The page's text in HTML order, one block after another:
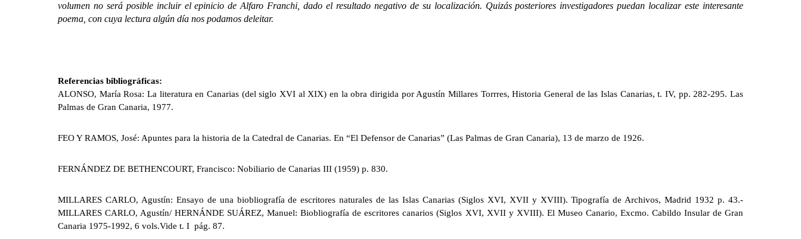
volumen no será posible incluir el epinicio de Alfaro Franchi, dado el resultado negativo de su localización. Quizás posteriores investigadores puedan localizar este interesante
poema, con cuya lectura algún día nos podamos deleitar.
Referencias bibliográficas:
ALONSO, María Rosa: La literatura en Canarias (del siglo XVI al XIX) en la obra dirigida por Agustín Millares Torrres, Historia General de las Islas Canarias, t. IV, pp. 282-295. Las
Palmas de Gran Canaria, 1977.
FEO Y RAMOS, José: Apuntes para la historia de la Catedral de Canarias. En “El Defensor de Canarias” (Las Palmas de Gran Canaria), 13 de marzo de 1926.
FERNÁNDEZ DE BETHENCOURT, Francisco: Nobiliario de Canarias III (1959) p. 830.
MILLARES CARLO, Agustín: Ensayo de una biobliografía de escritores naturales de las Islas Canarias (Siglos XVI, XVII y XVIII). Tipografía de Archivos, Madrid 1932 p. 43.-
MILLARES CARLO, Agustín/ HERNÁNDE SUÁREZ, Manuel: Biobliografía de escritores canarios (Siglos XVI, XVII y XVIII). El Museo Canario, Excmo. Cabildo Insular de Gran
Canaria 1975-1992, 6 vols.Vide t. I pág. 87.